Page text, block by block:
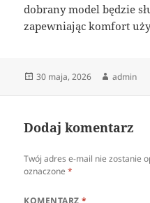
dobrany model będzie
zapewniając komfort
Data
30 maja, 2026 Autor
admin
Dodaj komentarz
Twój adres e-mail nie zostanie
oznaczone*